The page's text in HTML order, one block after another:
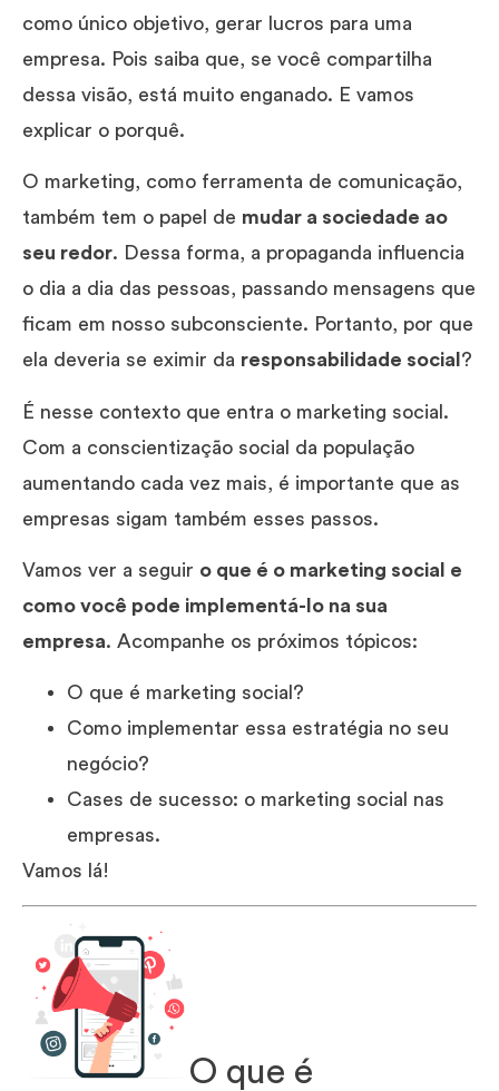
como único objetivo, gerar lucros para uma
empresa. Pois saiba que, se você compartilha
dessa visão, está muito enganado. E vamos
explicar o porquê.
O marketing, como ferramenta de comunicação,
também tem o papel de mudar a sociedade ao
seu redor. Dessa forma, a propaganda influencia
o dia a dia das pessoas, passando mensagens que
ficam em nosso subconsciente. Portanto, por que
ela deveria se eximir da responsabilidade social ?
É nesse contexto que entra o marketing social.
Com a conscientização social da população
aumentando cada vez mais, é importante que as
empresas sigam também esses passos.
Vamos ver a seguir o que é o marketing social e
como você pode implementá-lo na sua
empresa. Acompanhe os próximos tópicos:
O que é marketing social?
Como implementar essa estratégia no seu
negócio?
Cases de sucesso: o marketing social nas
empresas.
Vamos lá!
O que é